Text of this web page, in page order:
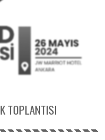
TOPLANTISI